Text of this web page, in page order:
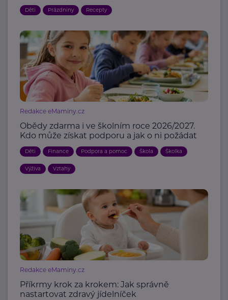
Děti Prázdniny Recepty
Redakce eMaminy.cz
Obědy zdarma i ve školním roce 2026/2027.
Kdo může získat podporu a jak o ni požádat
Děti Finance Podpora a pomoc Škola Školka
Výživa Vztahy
Redakce eMaminy.cz
Příkrmy krok za krokem: Jak správně
nastartovat zdravý jídelníček